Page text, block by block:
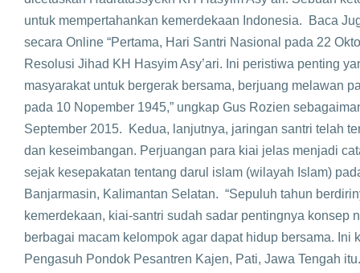
untuk mempertahankan kemerdekaan Indonesia. Baca
secara Online “Pertama, Hari Santri Nasional pada 22
Resolusi Jihad KH Hasyim Asy’ari. Ini peristiwa penting
masyarakat untuk bergerak bersama, berjuang melawan
pada 10 Nopember 1945,” ungkap Gus Rozien
September 2015. Kedua, lanjutnya, jaringan santri telah
dan keseimbangan. Perjuangan para kiai jelas menjadi
sejak kesepakatan tentang darul islam (wilayah Islam)
Banjarmasin, Kalimantan Selatan. “Sepuluh tahun
kemerdekaan, kiai-santri sudah sadar pentingnya konsep
berbagai macam kelompok agar dapat hidup bersama. Ini
Pengasuh Pondok Pesantren Kajen, Pati, Jawa Tengah